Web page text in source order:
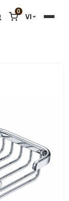
0
VI